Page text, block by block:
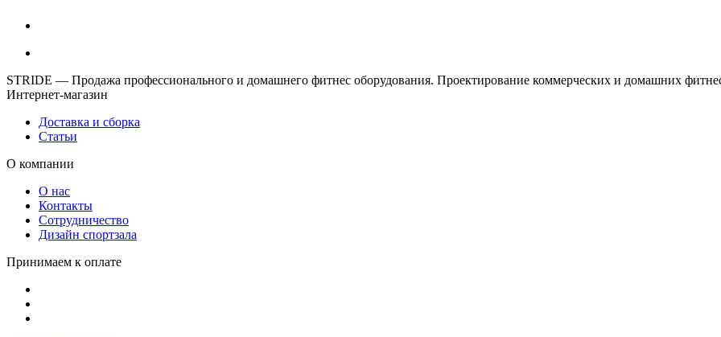
STRIDE — Продажа профессионального и домашнего фитнес оборудования. Проектирование коммерческих и домашних
Интернет-магазин
Доставка и сборка
Статьи
О компании
О нас
Контакты
Сотрудничество
Дизайн спортзала
Принимаем к оплате